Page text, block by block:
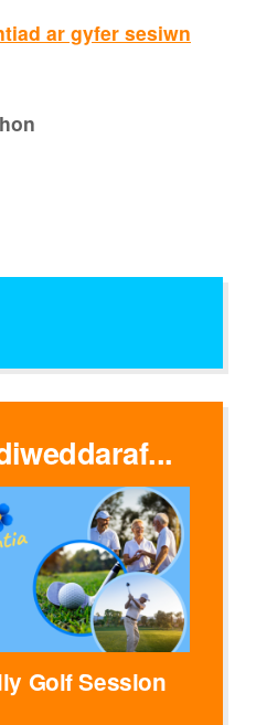
ar gyfer sesiwn
Golf Session